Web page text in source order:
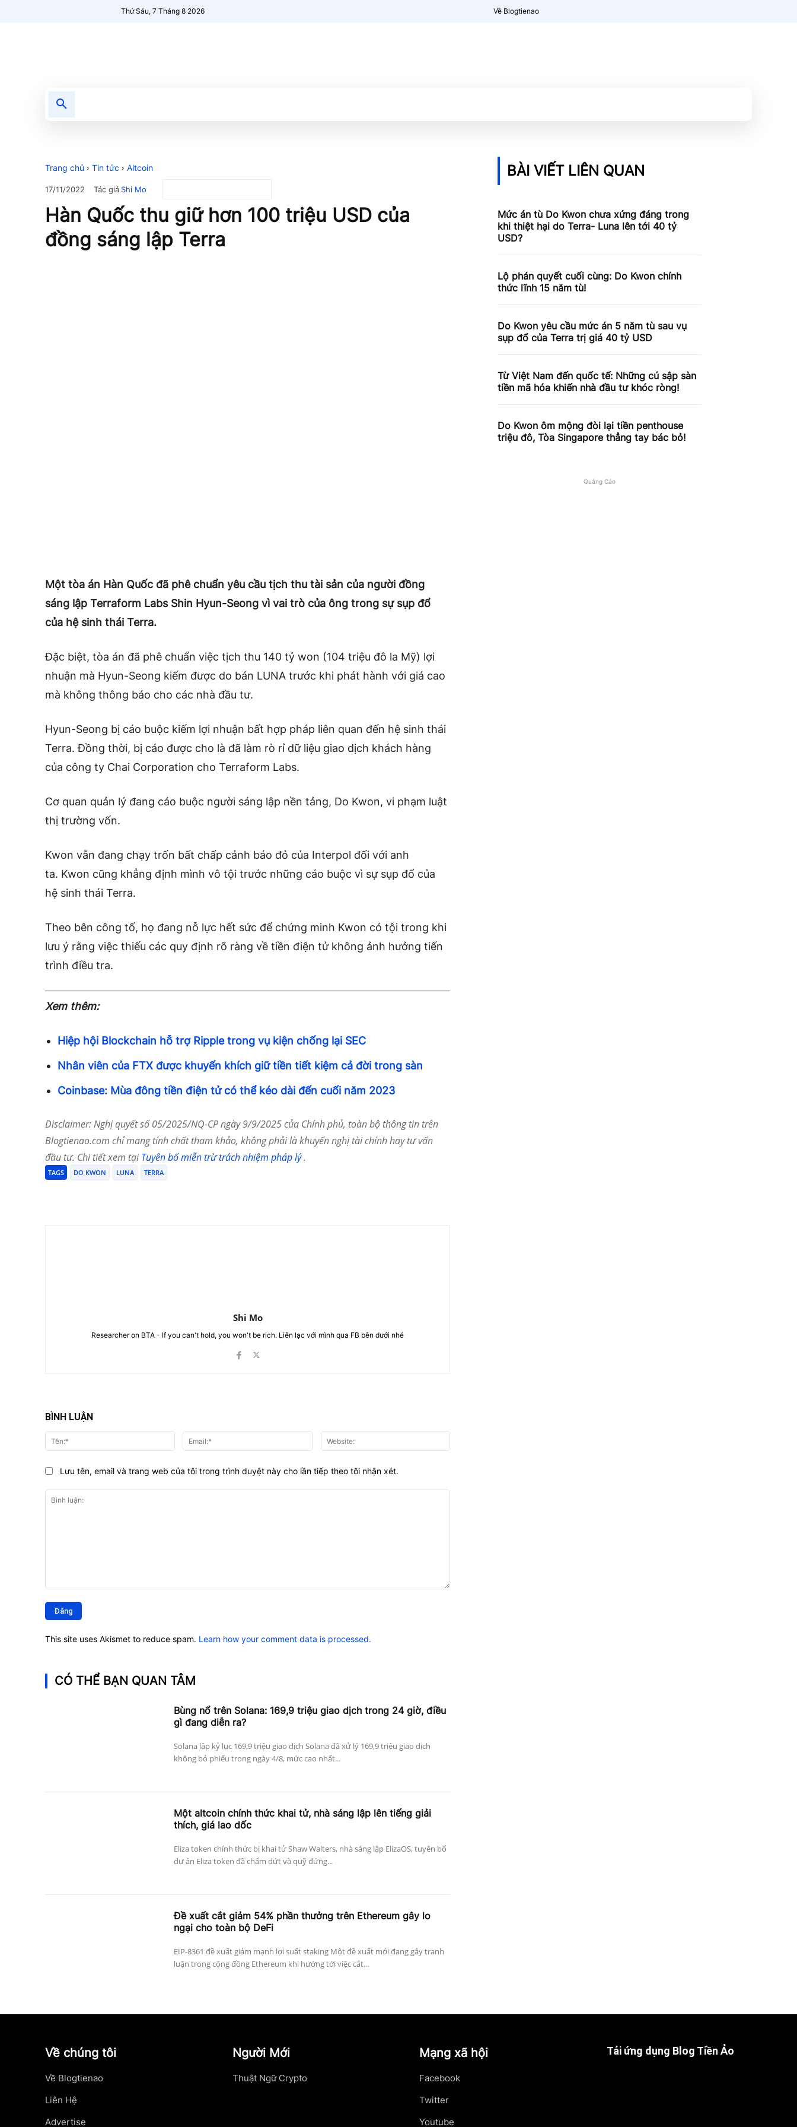
Thứ Sáu, 7 Tháng 8 2026 Về Blogtienao
Trang chủ Tin tức Altcoin
17/11/2022 Tác giảShi Mo
Hàn Quốc thu giữ hơn 100 triệu USD của
đồng sáng lập Terra
Một tòa án Hàn Quốc đã phê chuẩn yêu cầu tịch thu tài sản của người đồng
sáng lập Terraform Labs Shin Hyun-Seong vì vai trò của ông trong sự sụp đổ
của hệ sinh thái Terra.
Đặc biệt, tòa án đã phê chuẩn việc tịch thu 140 tỷ won (104 triệu đô la Mỹ) lợi
nhuận mà Hyun-Seong kiếm được do bán LUNA trước khi phát hành với giá cao
mà không thông báo cho các nhà đầu tư.
Hyun-Seong bị cáo buộc kiếm lợi nhuận bất hợp pháp liên quan đến hệ sinh thái
Terra. Đồng thời, bị cáo được cho là đã làm rò rỉ dữ liệu giao dịch khách hàng
của công ty Chai Corporation cho Terraform Labs.
Cơ quan quản lý đang cáo buộc người sáng lập nền tảng, Do Kwon, vi phạm luật
thị trường vốn.
Kwon vẫn đang chạy trốn bất chấp cảnh báo đỏ của Interpol đối với anh
ta. Kwon cũng khẳng định mình vô tội trước những cáo buộc vì sự sụp đổ của
hệ sinh thái Terra.
Theo bên công tố, họ đang nỗ lực hết sức để chứng minh Kwon có tội trong khi
lưu ý rằng việc thiếu các quy định rõ ràng về tiền điện tử không ảnh hưởng tiến
trình điều tra.
Xem thêm:
Hiệp hội Blockchain hỗ trợ Ripple trong vụ kiện chống lại SEC
Nhân viên của FTX được khuyến khích giữ tiền tiết kiệm cả đời trong sàn
Coinbase: Mùa đông tiền điện tử có thể kéo dài đến cuối năm 2023
Disclaimer: Nghị quyết số 05/2025/NQ-CP ngày 9/9/2025 của Chính phủ, toàn bộ thông tin trên
Blogtienao.com chỉ mang tính chất tham khảo, không phải là khuyến nghị tài chính hay tư vấn
đầu tư. Chi tiết xem tạiTuyên bố miễn trừ trách nhiệm pháp lý.
TAGS DO KWON LUNA TERRA
Shi Mo
Researcher on BTA - If you can't hold, you won't be rich. Liên lạc với mình qua FB bên dưới nhé
BÌNH LUẬN
luận:
Tên:* Email:*
Lưu tên, email và trang web của tôi trong trình duyệt này cho lần tiếp theo tôi nhận xét.
This site uses Akismet to reduce spam. Learn how your comment data is processed.
CÓ THỂ BẠN QUAN TÂM
Bùng nổ trên Solana: 169,9 triệu giao dịch trong 24 giờ, điều
gì đang diễn ra?
Solana lập kỷ lục 169,9 triệu giao dịch Solana đã xử lý 169,9 triệu giao dịch
không bỏ phiếu trong ngày 4/8, mức cao nhất...
Một altcoin chính thức khai tử, nhà sáng lập lên tiếng giải
thích, giá lao dốc
Eliza token chính thức bị khai tử Shaw Walters, nhà sáng lập ElizaOS, tuyên bố
dự án Eliza token đã chấm dứt và quỹ đứng...
Đề xuất cắt giảm 54% phần thưởng trên Ethereum gây lo
ngại cho toàn bộ DeFi
EIP-8361 đề xuất giảm mạnh lợi suất staking Một đề xuất mới đang gây tranh
luận trong cộng đồng Ethereum khi hướng tới việc cắt...
BÀI VIẾT LIÊN QUAN
Mức án tù Do Kwon chưa xứng đáng trong
khi thiệt hại do Terra- Luna lên tới 40 tỷ
USD?
Lộ phán quyết cuối cùng: Do Kwon chính
thức lĩnh 15 năm tù!
Do Kwon yêu cầu mức án 5 năm tù sau vụ
sụp đổ của Terra trị giá 40 tỷ USD
Từ Việt Nam đến quốc tế: Những cú sập sàn
tiền mã hóa khiến nhà đầu tư khóc ròng!
Do Kwon ôm mộng đòi lại tiền penthouse
triệu đô, Tòa Singapore thẳng tay bác bỏ!
Quảng Cáo
Về chúng tôi
Về Blogtienao
Liên Hệ
Advertise
Người Mới
Thuật Ngữ Crypto
Mạng xã hội
Facebook
Twitter
Youtube
Tải ứng dụng Blog Tiền Ảo